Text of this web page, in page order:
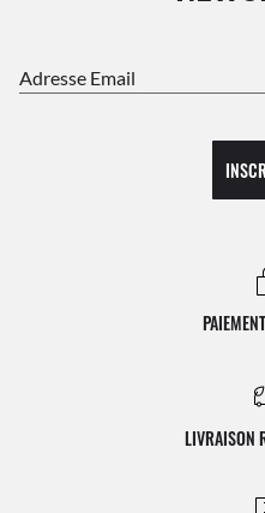
Adresse Email
LIVRAISON